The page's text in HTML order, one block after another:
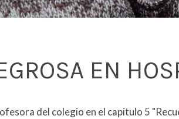
EN
del colegio en el capitulo 5